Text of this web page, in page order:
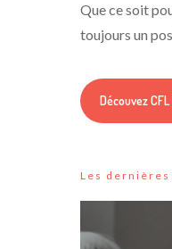
Que ce soit
toujours un
Découvez
Les